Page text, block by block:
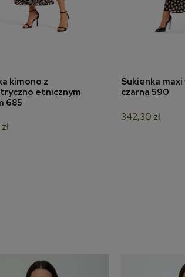
dodaj do koszyka
kimono z
etnicznym
685
dodaj
Sukienka
czarna 590
342,30 zł